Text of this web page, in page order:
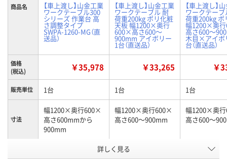
商品名 【車上渡し】山金工業
ワークテーブル300
シリーズ 作業台 高
さ調整タイプ
SWPA-1260-MG（直
送品）
【車上渡し】山金工業
ワークテーブル 耐
荷重200kg ポリ化粧
天板 幅1200×奥行
600×高さ600～
900mm アイボリー
1台（直送品）
【車上渡し】
ワークテーブ
荷重200kg ポ
幅1200×奥
高さ600～
木目×アイボ
台（直送品）
価格
(税込)
￥35,978 ￥33,265 ￥
販売単位 1台 1台 1台
寸法
幅1200×奥行600×
高さ600mmから
900mm
幅1200×奥行600×
高さ600～900mm
幅1200×奥
高さ600～
U322417 U322415
詳しく見る